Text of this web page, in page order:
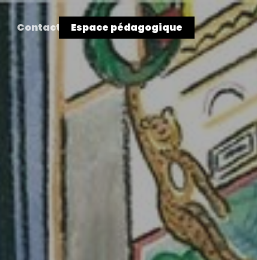
Contact Espace pédagogique